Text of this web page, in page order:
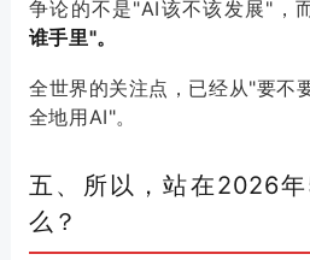
争论的不是"AI该不该发展"，
谁手里"。
全世界的关注点，已经从"要不
全地用AI"。
五、所以，站在2026
么？